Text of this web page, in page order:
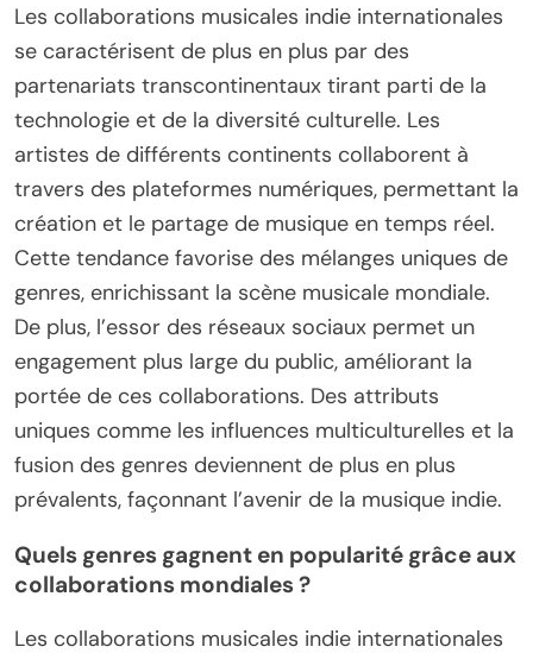
Les collaborations musicales indie internationales
se caractérisent de plus en plus par des
partenariats transcontinentaux tirant parti de la
technologie et de la diversité culturelle. Les
artistes de différents continents collaborent à
travers des plateformes numériques, permettant la
création et le partage de musique en temps réel.
Cette tendance favorise des mélanges uniques de
genres, enrichissant la scène musicale mondiale.
De plus, l’essor des réseaux sociaux permet un
engagement plus large du public, améliorant la
portée de ces collaborations. Des attributs
uniques comme les influences multiculturelles et la
fusion des genres deviennent de plus en plus
prévalents, façonnant l’avenir de la musique indie.
Quels genres gagnent en popularité grâce aux
collaborations mondiales ?
Les collaborations musicales indie internationales